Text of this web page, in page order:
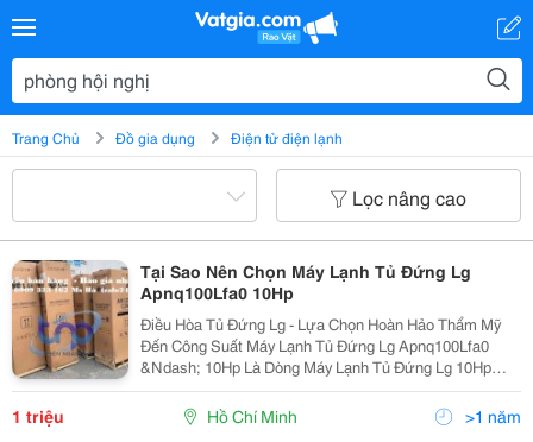
Trang Chủ Đồ gia dụng Điện tử điện lạnh
Lọc nâng cao
Tại Sao Nên Chọn Máy Lạnh Tủ Đứng Lg
Apnq100Lfa0 10Hp
Điều Hòa Tủ Đứng Lg - Lựa Chọn Hoàn Hảo Thẩm Mỹ
Đến Công Suất Máy Lạnh Tủ Đứng Lg Apnq100Lfa0
&Ndash; 10Hp Là Dòng Máy Lạnh Tủ Đứng Lg 10Hp
Thích Hợp Cho Các Phòng Có Diện Tích Rộng, Trần Cao
Như Sảnh Quán Cà Phê Có Không Gian Mở, Phòng Hội
Nghị,...
1 triệu Hồ Chí Minh >1 năm